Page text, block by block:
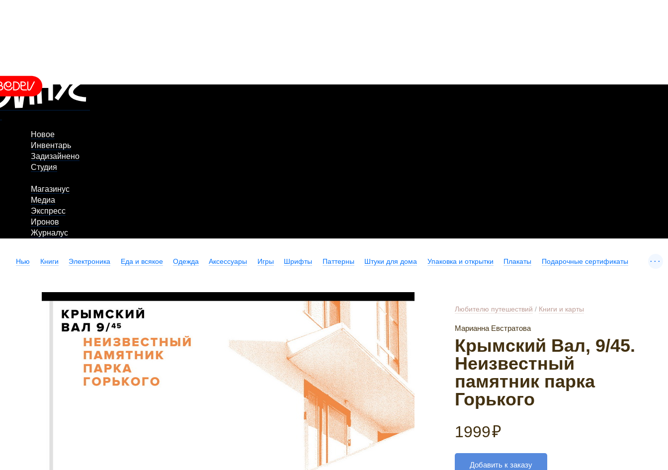
Новое
Инвентарь
Задизайнено
Студия
Магазинус
Медиа
Экспресс
Иронов
Журналус
Нью Книги Электроника Еда и всякое Одежда Аксессуары Игры Шрифты Паттерны Штуки для дома Упаковка и открытки Плакаты Подарочные сертификаты ...
Любителю путешествий / Книги и карты
Марианна Евстратова
Крымский Вал, 9/45.
Неизвестный
памятник парка
Горького
1999₽
Добавить к заказу